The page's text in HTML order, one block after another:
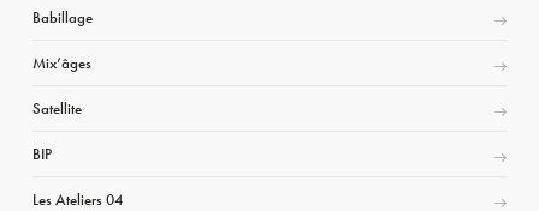
Babillage
Mix’âges
Satellite
BIP
Les Ateliers 04